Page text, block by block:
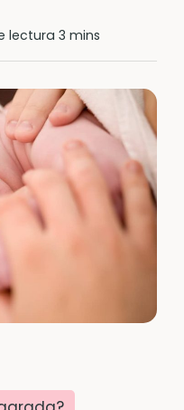
lectura 3 mins